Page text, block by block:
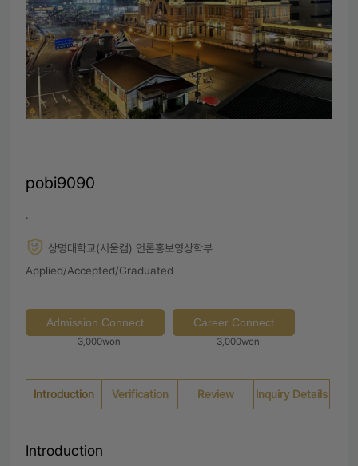
pobi9090
.
상명대학교(서울캠) 언론홍보영상학부
Applied/Accepted/Graduated
Admission Connect
3,000won
Career Connect
3,000won
Introduction Verification Review Inquiry Details
Introduction